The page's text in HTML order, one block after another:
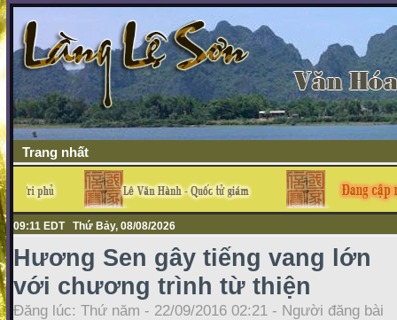
Trang nhất
09:11 EDT Thứ Bảy, 08/08/2026
Hương Sen gây tiếng vang lớn
với chương trình từ thiện
Đăng lúc: Thứ năm - 22/09/2016 02:21 - Người đăng bài